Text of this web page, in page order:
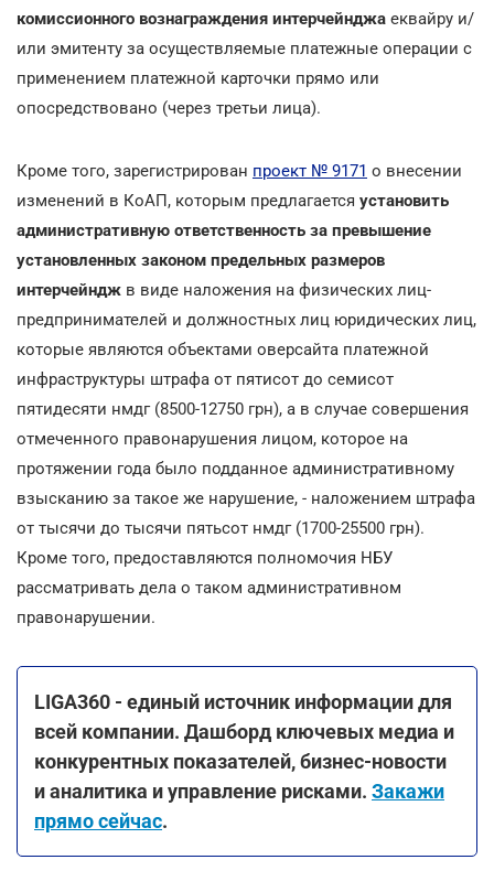
комиссионного вознаграждения интерчейнджа еквайру и/
или эмитенту за осуществляемые платежные операции с
применением платежной карточки прямо или
опосредствовано (через третьи лица).
Кроме того, зарегистрирован проект № 9171 о внесении
изменений в КоАП, которым предлагается установить
административную ответственность за превышение
установленных законом предельных размеров
интерчейндж в виде наложения на физических лиц-
предпринимателей и должностных лиц юридических лиц,
которые являются объектами оверсайта платежной
инфраструктуры штрафа от пятисот до семисот
пятидесяти нмдг (8500-12750 грн), а в случае совершения
отмеченного правонарушения лицом, которое на
протяжении года было подданное административному
взысканию за такое же нарушение, - наложением штрафа
от тысячи до тысячи пятьсот нмдг (1700-25500 грн).
Кроме того, предоставляются полномочия НБУ
рассматривать дела о таком административном
правонарушении.
LIGA360 - единый источник информации для
всей компании. Дашборд ключевых медиа и
конкурентных показателей, бизнес-новости
и аналитика и управление рисками. Закажи
прямо сейчас.